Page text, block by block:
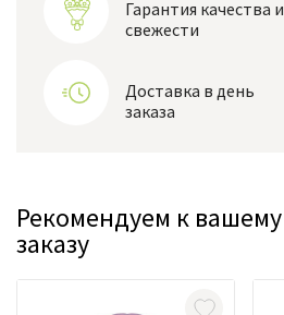
Гарантия качества и
свежести
Доставка в день
заказа
Рекомендуем к вашему
заказу